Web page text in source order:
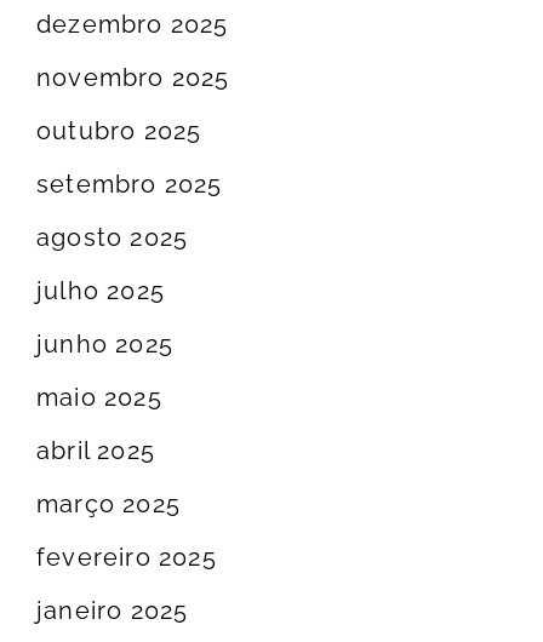
dezembro 2025
novembro 2025
outubro 2025
setembro 2025
agosto 2025
julho 2025
junho 2025
maio 2025
abril 2025
março 2025
fevereiro 2025
janeiro 2025